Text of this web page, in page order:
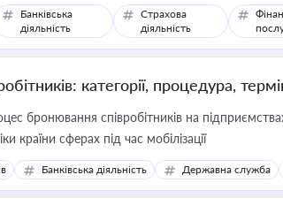
Банківська
діяльність
Страхова
діяльність
категорії, процедура,
бронювання співробітників на
країни сферах під час мобілізації
Банківська діяльність Державна служба